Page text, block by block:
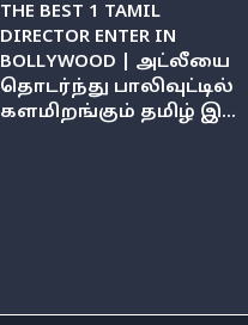
THE BEST 1 TAMIL
DIRECTOR ENTER IN
BOLLYWOOD | அட்லீயை
தொடர்ந்து பாலிவுட்டில்
களமிறங்கும் தமிழ் இ...